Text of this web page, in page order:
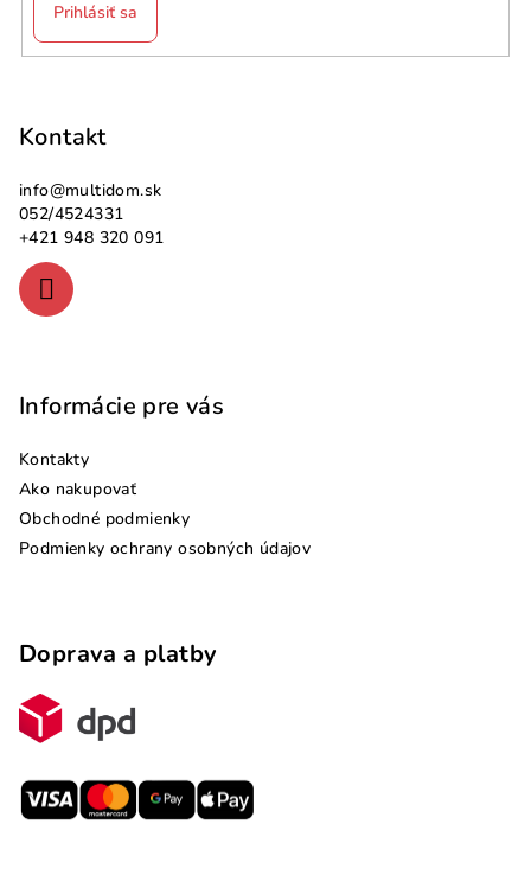
Prihlásiť sa
Kontakt
info@multidom.sk
052/4524331
+421 948 320 091
Informácie pre vás
Kontakty
Ako nakupovať
Obchodné podmienky
Podmienky ochrany osobných údajov
Doprava a platby